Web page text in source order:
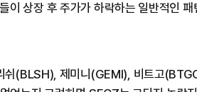
이 상장 후 주가가 하락하는 일반적인 패
쉬(BLSH), 제미니(GEMI), 비트고